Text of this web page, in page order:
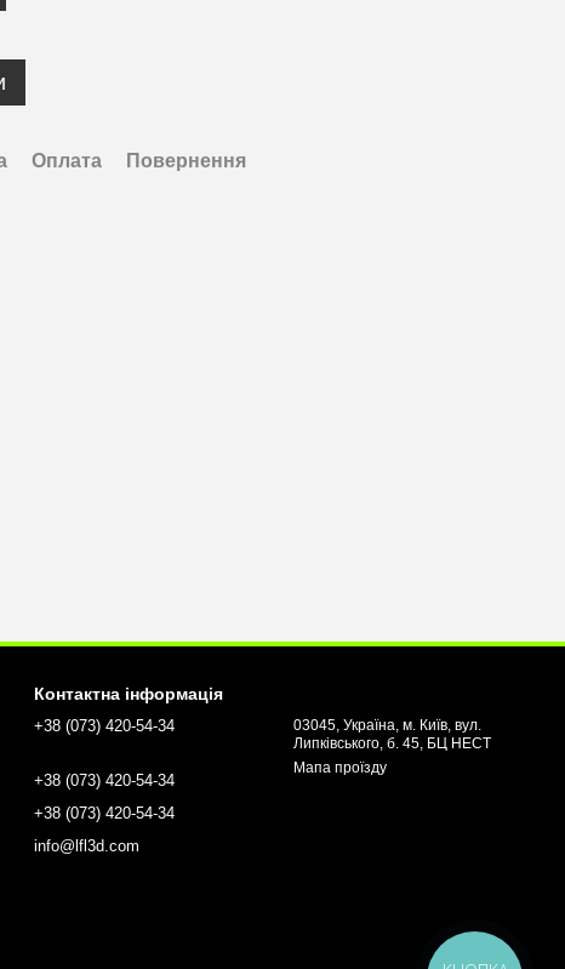
Оплата Повернення
Контактна інформація
+38 (073) 420-54-34
+38 (073) 420-54-34
+38 (073) 420-54-34
info@lfl3d.com
03045, Україна, м. Київ, вул.
Липківського, б. 45, БЦ НЕСТ
Мапа проїзду